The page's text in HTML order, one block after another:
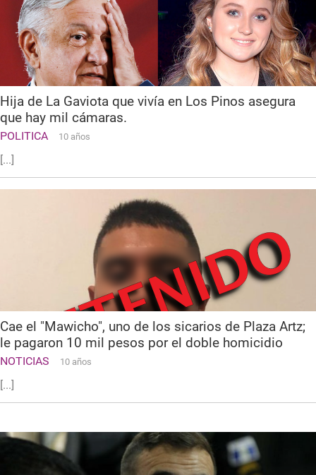
Hija de La Gaviota que vivía en Los Pinos asegura
que hay mil cámaras.
POLITICA 10 años
[...]
Cae el "Mawicho", uno de los sicarios de Plaza Artz;
le pagaron 10 mil pesos por el doble homicidio
NOTICIAS 10 años
[...]